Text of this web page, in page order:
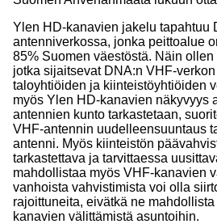
Ylen HD-kanavien jakelu tapahtuu
antenniverkossa, jonka peittoalue
85% Suomen väestöstä. Näin
jotka sijaitsevat DNA:n VHF-
taloyhtiöiden ja kiinteistöyhtiöiden
myös Ylen HD-kanavien näkyvyys
antennien kunto tarkastetaan,
VHF-antennin uudelleensuuntaus
antenni. Myös kiinteistön
tarkastettava ja tarvittaessa
mahdollistaa myös VHF-kanavien
vanhoista vahvistimista voi olla
rajoittuneita, eivätkä ne
kanavien välittämistä asuntoihin.